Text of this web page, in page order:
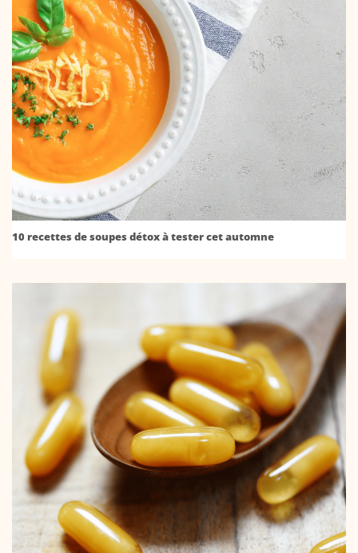
10 recettes de soupes détox à tester cet automne